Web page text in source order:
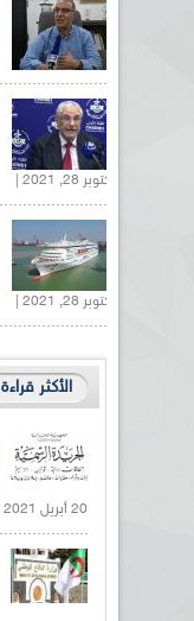
أكتوبر 28, 2021 |
أكتوبر 28, 2021 |
الأكثر قراءة
20 أبريل 2021 |